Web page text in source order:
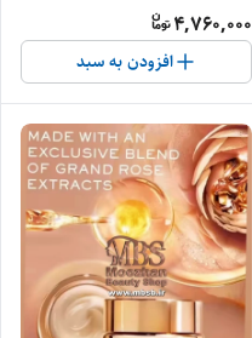
4,760,000
افزودن به سبد